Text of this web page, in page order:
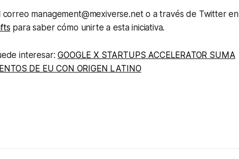
correo management@mexiverse.net o a través de Twitter en
para saber cómo unirte a esta iniciativa.
interesar:GOOGLE X STARTUPS ACCELERATOR SUMA
DE EU CON ORIGEN LATINO